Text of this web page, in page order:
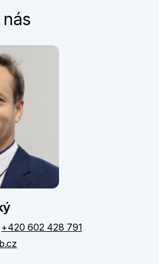
+420 602 428 791